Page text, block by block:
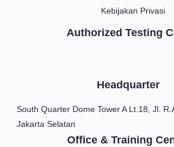
Kebijakan Privasi
Authorized Testing
Headquarter
South Quarter Dome Tower A Lt.18, Jl.
Jakarta Selatan
Office & Training